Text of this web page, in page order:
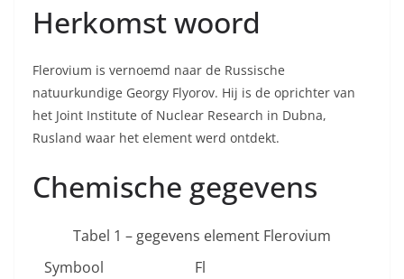
Herkomst woord
Flerovium is vernoemd naar de Russische
natuurkundige Georgy Flyorov. Hij is de oprichter van
het Joint Institute of Nuclear Research in Dubna,
Rusland waar het element werd ontdekt.
Chemische gegevens
Tabel 1 – gegevens element Flerovium
Symbool
Fl